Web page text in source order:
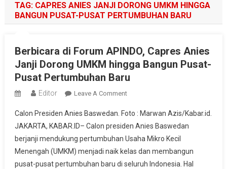
TAG: CAPRES ANIES JANJI DORONG UMKM HINGGA
BANGUN PUSAT-PUSAT PERTUMBUHAN BARU
Berbicara di Forum APINDO, Capres Anies
Janji Dorong UMKM hingga Bangun Pusat-
Pusat Pertumbuhan Baru
Editor Leave A CommentOn
Di
Forum
APINDO,
Capres
Anies
Calon Presiden Anies Baswedan. Foto : Marwan Azis/Kabar.id.
JAKARTA, KABAR.ID– Calon presiden Anies Baswedan
berjanji mendukung pertumbuhan Usaha Mikro Kecil
Menengah (UMKM) menjadi naik kelas dan membangun
pusat-pusat pertumbuhan baru di seluruh Indonesia. Hal